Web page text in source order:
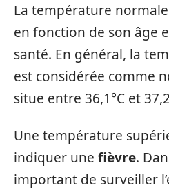
La température
en fonction de son âge
santé. En général, la
est considérée comme
situe entre 36,1°C et
Une température
indiquer une fièvre.
important de surveiller